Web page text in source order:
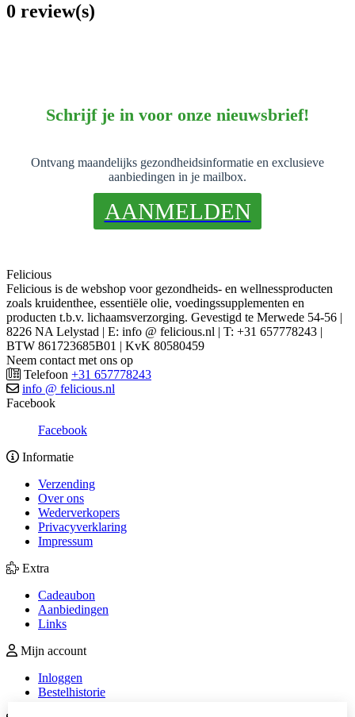
0 review(s)
Schrijf je in voor onze nieuwsbrief!
Ontvang maandelijks gezondheidsinformatie en exclusieve
aanbiedingen in je mailbox.
AANMELDEN
Felicious
Felicious is de webshop voor gezondheids- en wellnessproducten
zoals kruidenthee, essentiële olie, voedingssupplementen en
producten t.b.v. lichaamsverzorging. Gevestigd te Merwede 54-56 |
8226 NA Lelystad | E: info @ felicious.nl | T: +31 657778243 |
BTW 861723685B01 | KvK 80580459
Neem contact met ons op
Telefoon +31 657778243
info @ felicious.nl
Facebook
Facebook
Informatie
Verzending
Over ons
Wederverkopers
Privacyverklaring
Impressum
Extra
Cadeaubon
Aanbiedingen
Links
Mijn account
Inloggen
Bestelhistorie